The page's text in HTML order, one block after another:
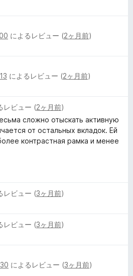
によるレビュー (2ヶ月前)
によるレビュー (2ヶ月前)
レビュー (2ヶ月前)
сложно отыскать активную
от остальных вкладок. Ей
контрастная рамка и менее
レビュー (3ヶ月前)
レビュー (3ヶ月前)
によるレビュー (3ヶ月前)